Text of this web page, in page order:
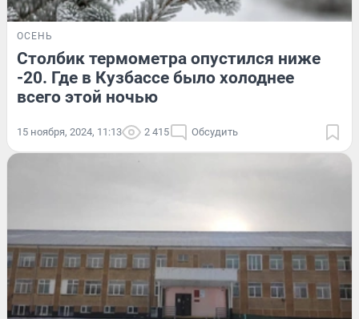
ОСЕНЬ
Столбик термометра опустился ниже
-20. Где в Кузбассе было холоднее
всего этой ночью
15 ноября, 2024, 11:13 2 415 Обсудить